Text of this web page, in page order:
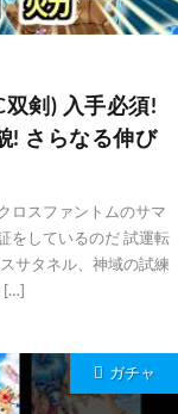
双剣) 入手必須!
! さらなる伸び
ロスファントムのサマ
をしているのだ 試運転
サタネル、神域の試練
ガチャ